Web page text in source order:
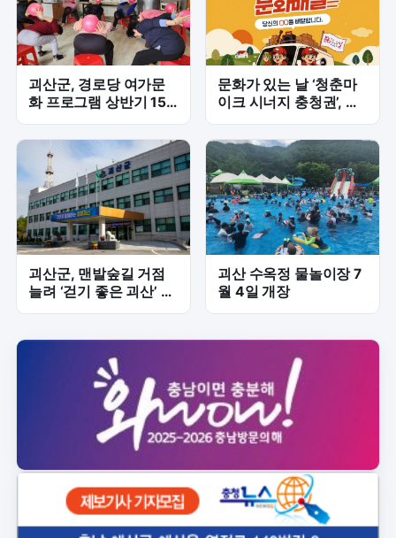
괴산군, 경로당 여가문
화 프로그램 상반기 150
문화가 있는 날 ‘청춘마
이크 시너지 충청권’, 괴
공연
괴산군, 맨발숲길 거점
늘려 ‘걷기 좋은 괴산’ 만
괴산 수옥정 물놀이장 7
월 4일 개장